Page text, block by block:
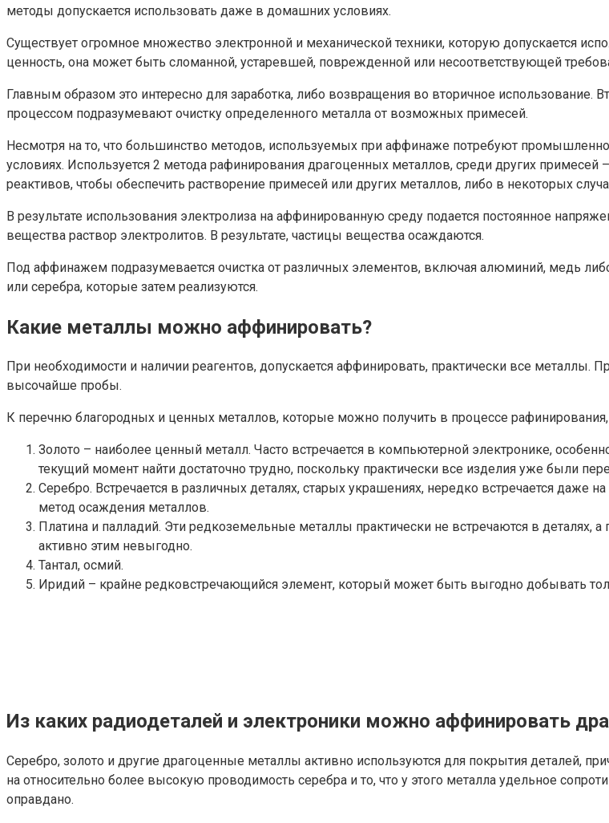
методы допускается использовать даже в домашних условиях.
Существует огромное множество электронной и механической техники, которую допускается
ценность, она может быть сломанной, устаревшей, поврежденной или несоответствующей
Главным образом это интересно для заработка, либо возвращения во вторичное использование.
процессом подразумевают очистку определенного металла от возможных примесей.
Несмотря на то, что большинство методов, используемых при аффинаже потребуют
условиях. Используется 2 метода рафинирования драгоценных металлов, среди других
реактивов, чтобы обеспечить растворение примесей или других металлов, либо в некоторых
В результате использования электролиза на аффинированную среду подается постоянное
вещества раствор электролитов. В результате, частицы вещества осаждаются.
Под аффинажем подразумевается очистка от различных элементов, включая алюминий, медь
или серебра, которые затем реализуются.
Какие металлы можно аффинировать?
При необходимости и наличии реагентов, допускается аффинировать, практически все металлы.
высочайше пробы.
К перечню благородных и ценных металлов, которые можно получить в процессе рафинирования,
Золото – наиболее ценный металл. Часто встречается в компьютерной электронике,
текущий момент найти достаточно трудно, поскольку практически все изделия уже были
Серебро. Встречается в различных деталях, старых украшениях, нередко встречается даже
метод осаждения металлов.
Платина и палладий. Эти редкоземельные металлы практически не встречаются в деталях,
активно этим невыгодно.
Тантал, осмий.
Иридий – крайне редковстречающийся элемент, который может быть выгодно добывать
Из каких радиодеталей и электроники можно аффинировать
Серебро, золото и другие драгоценные металлы активно используются для покрытия деталей,
на относительно более высокую проводимость серебра и то, что у этого металла удельное
оправдано.